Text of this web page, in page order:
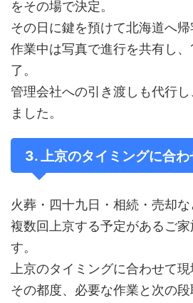
をその場で決定。
その日に鍵を預けて北海道へ帰
作業中は写真で進行を共有し
了。
管理会社への引き渡しも代行
ました。
3. 上京のタイミングに合
火葬・四十九日・相続・売却な
複数回上京する予定があるご
す。
上京のタイミングに合わせて現
その都度、必要な作業と次の